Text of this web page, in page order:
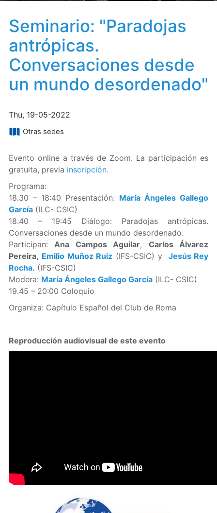
Seminario: "Paradojas
antrópicas.
Conversaciones desde
un mundo desordenado"
Thu, 19-05-2022
Otras sedes
Evento online a través de Zoom. La participación es
gratuita, previa inscripción.
Programa:
18.30 – 18:40 Presentación: María Ángeles Gallego
García(ILC- CSIC)
18.40 – 19:45 Diálogo: Paradojas antrópicas.
Conversaciones desde un mundo desordenado.
Participan:Ana Campos Aguilar, Carlos Álvarez
Pereira, Emilio Muñoz Ruiz (IFS-CSIC) y Jesús Rey
Rocha. (IFS-CSIC)
Modera: María Ángeles Gallego García(ILC- CSIC)
19.45 – 20:00 Coloquio
Organiza: Capítulo Español del Club de Roma
Reproducción audiovisual de este evento